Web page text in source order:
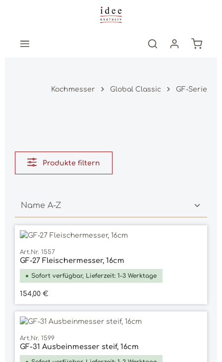
Zum Hauptinhalt springen
Kochmesser Global Classic GF-Serie
Produkte filtern
Art.Nr. 1557
GF-27 Fleischermesser, 16cm
Sofort verfügbar, Lieferzeit: 1-3 Werktage
Regulärer Preis:
154,00 €
Art.Nr. 1599
GF-31 Ausbeinmesser steif, 16cm